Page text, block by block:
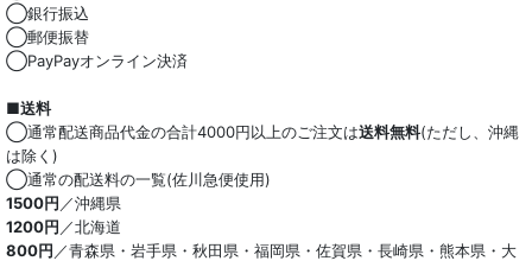
◯銀行振込
◯郵便振替
◯PayPayオンライン決済
■送料
◯通常配送商品代金の合計4000円以上のご注文は送料無料(ただし、沖縄
は除く)
◯通常の配送料の一覧(佐川急便使用)
1500円 ／沖縄県
1200円 ／北海道
800円 ／青森県・岩手県・秋田県・福岡県・佐賀県・長崎県・熊本県・大